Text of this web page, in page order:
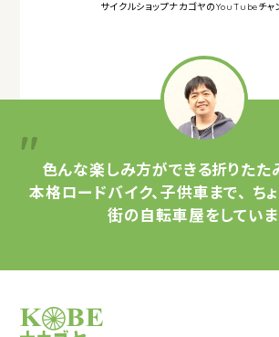
サイクルショップナカゴヤのYouTubeチャ
色んな楽しみ方ができる折りたた
本格ロードバイク、子供車まで、 ち
街の自転車屋をしていま
サイクルショップナカゴヤ